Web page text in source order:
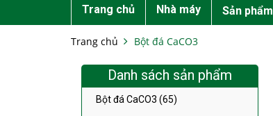
Trang chủ Nhà máy Sản phẩm
Trang chủ Bột đá CaCO3
Danh sách sản phẩm
Bột đá CaCO3 (65)